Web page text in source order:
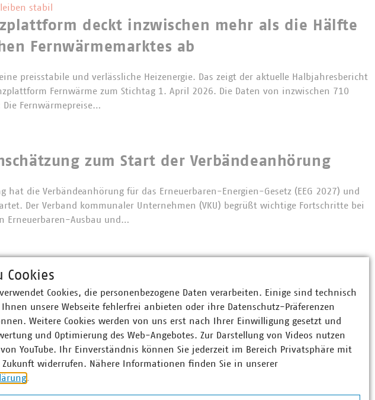
stabil
deckt inzwischen mehr als die Hälfte
Fernwärmemarktes ab
preisstabile und verlässliche Heizenergie. Das zeigt der aktuelle Halbjahresbericht
Fernwärme zum Stichtag 1. April 2026. Die Daten von inzwischen 710
Die Fernwärmepreise…
zum Start der Verbändeanhörung
hat die Verbändeanhörung für das Erneuerbaren-Energien-Gesetz (EEG 2027) und
Der Verband kommunaler Unternehmen (VKU) begrüßt wichtige Fortschritte bei
Erneuerbaren-Ausbau und…
Vernichtungsverbot für Textilien:
jetzt konsequent umsetzen
große Unternehmen in der EU bestimmte unverkaufte Textilien,
und Schuhe grundsätzlich nicht mehr vernichten. Die Regelung ist Teil der
Verordnung für nachhaltige Produkte (ESPR)…
BEHG
Cookies
verwendet Cookies, die personenbezogene Daten verarbeiten. Einige sind technisch
unsere Webseite fehlerfrei anbieten oder ihre Datenschutz-Präferenzen
Weitere Cookies werden von uns erst nach Ihrer Einwilligung gesetzt und
und Optimierung des Web-Angebotes. Zur Darstellung von Videos nutzen
YouTube. Ihr Einverständnis können Sie jederzeit im Bereich Privatsphäre mit
widerrufen. Nähere Informationen finden Sie in unserer
.